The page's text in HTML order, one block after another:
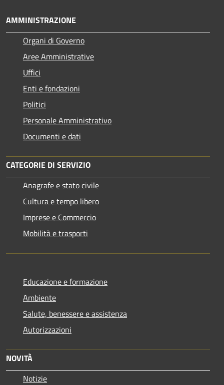
AMMINISTRAZIONE
Organi di Governo
Aree Amministrative
Uffici
Enti e fondazioni
Politici
Personale Amministrativo
Documenti e dati
CATEGORIE DI SERVIZIO
Anagrafe e stato civile
Cultura e tempo libero
Imprese e Commercio
Mobilità e trasporti
Educazione e formazione
Ambiente
Salute, benessere e assistenza
Autorizzazioni
NOVITÀ
Notizie